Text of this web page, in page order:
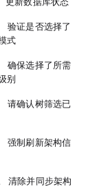
验证是否选择了
式
确保选择了所需
别
请确认树筛选已
强制刷新架构信
清除并同步架构